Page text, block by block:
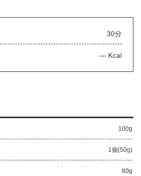
30分
— Kcal
100g
1個(50g)
80g